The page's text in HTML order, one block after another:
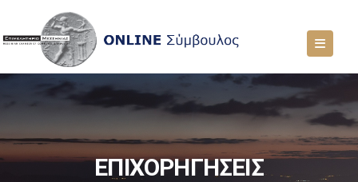
ΕΠΙΧΟΡΗΓΗΣΕΙΣ